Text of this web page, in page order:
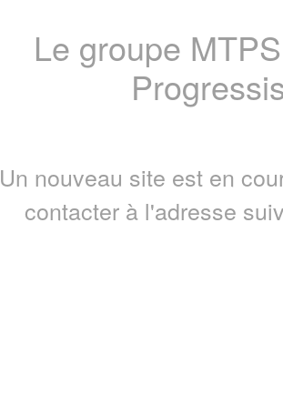
Le groupe
Un nouveau site est en
contacter à l'adresse